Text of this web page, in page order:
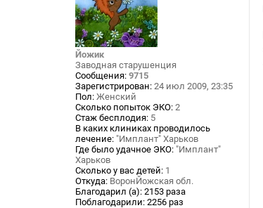
Йожик
Заводная старушенция
Сообщения: 9715
Зарегистрирован: 24 июл 2009, 23:35
Пол: Женский
Сколько попыток ЭКО: 2
Стаж бесплодия: 5
В каких клиниках проводилось
лечение: "Имплант" Харьков
Где было удачное ЭКО: "Имплант"
Харьков
Сколько у вас детей: 1
Откуда: ВоронЙожская обл.
Благодарил (а): 2153 раза
Поблагодарили: 2256 раз